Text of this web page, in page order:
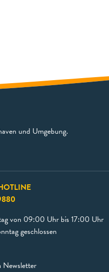
und Umgebung.
von 09:00 Uhr bis 17:00 Uhr
geschlossen
Newsletter